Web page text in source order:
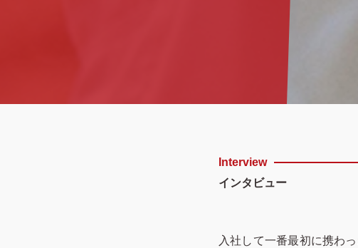
Interview
インタビュー
入社して一番最初に携わ